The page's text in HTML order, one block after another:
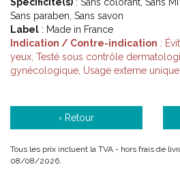
Sans paraben, Sans savon
Label : Made in France
Indication / Contre-indication :
yeux, Testé sous contrôle
gynécologique, Usage externe
‹ Retour
Tous les prix incluent la TVA - hors frais de
08/08/2026.